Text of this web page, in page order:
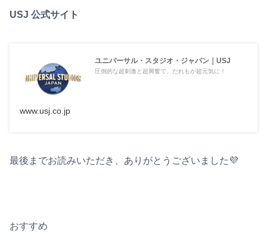
USJ 公式サイト
ユニバーサル・スタジオ・ジャパン｜USJ
圧倒的な超刺激と超興奮で、だれもが超元気に！
www.usj.co.jp
最後までお読みいただき、ありがとうございました💜
おすすめ